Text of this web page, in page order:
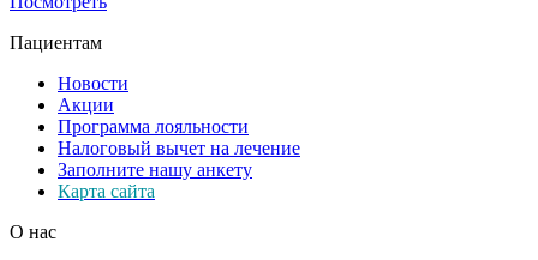
Пациентам
Новости
Акции
Программа лояльности
Налоговый вычет на лечение
Заполните нашу анкету
Карта сайта
О нас